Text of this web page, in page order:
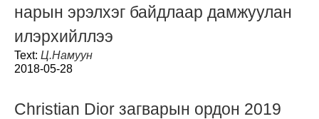
нарын эрэлхэг байдлаар дамжуулан
илэрхийллээ
Text: Ц.Намуун
2018-05-28
Christian Dior загварын ордон 2019